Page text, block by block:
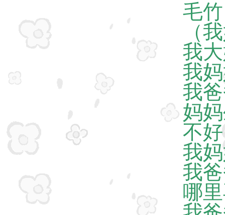
毛
（
我
我
我
妈
不
我
我
哪